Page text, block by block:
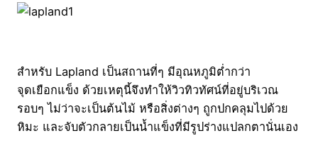
สำหรับ Lapland เป็นสถานที่ๆ มีอุณหภูมิต่ำกว่า
จุดเยือกแข็ง ด้วยเหตุนี้จึงทำให้วิวทิวทัศน์ที่อยู่บริเวณ
รอบๆ ไม่ว่าจะเป็นต้นไม้ หรือสิ่งต่างๆ ถูกปกคลุมไปด้วย
หิมะ และจับตัวกลายเป็นน้ำแข็งที่มีรูปร่างแปลกตานั่นเอง